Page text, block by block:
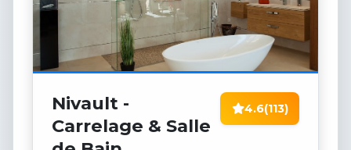
Nivault -
Carrelage & Salle
4.6(113)